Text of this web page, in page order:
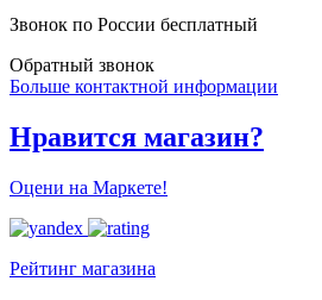
Звонок по России бесплатный
Обратный звонок
Больше контактной информации
Нравится магазин?
Оцени на Маркете!
Рейтинг магазина